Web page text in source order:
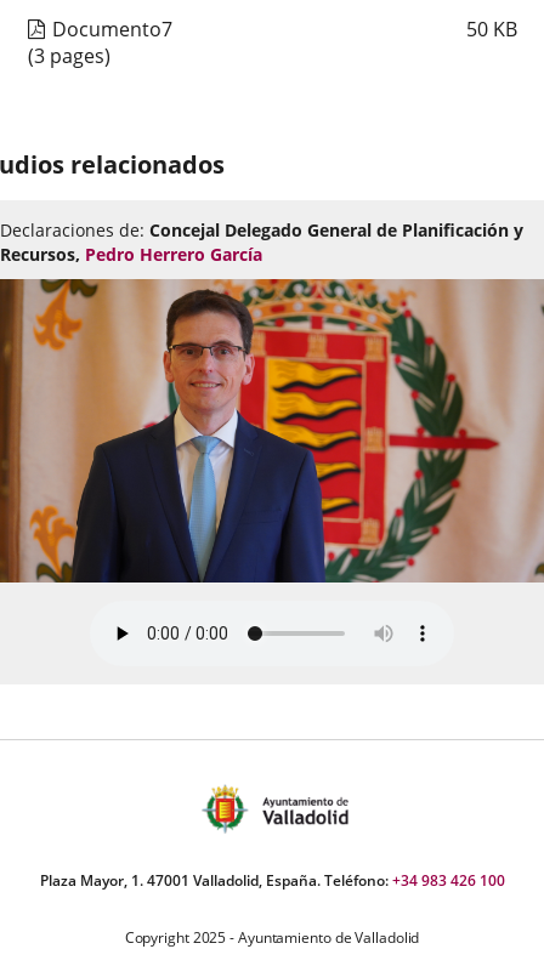
Documento7 50 KB
(3 pages)
relacionados
Declaraciones de: Concejal Delegado General de Planificación y
Recursos, Pedro Herrero García
Plaza Mayor, 1. 47001 Valladolid, España. Teléfono:+34 983 426 100
Copyright 2025 - Ayuntamiento de Valladolid